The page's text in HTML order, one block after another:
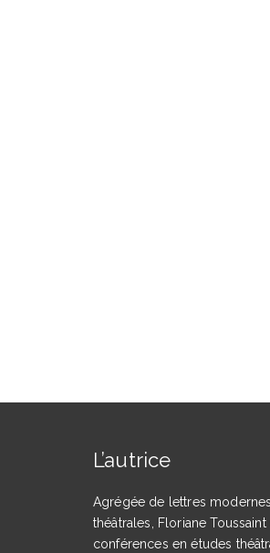
L’autrice
Agrégée de lettres
théâtrales, Floriane
conférences en études